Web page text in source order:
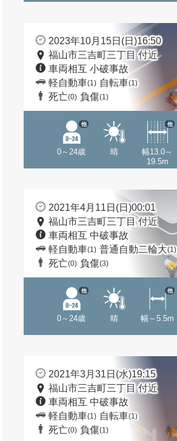
2023年10月15日(日)16:50
福山市三吉町三丁目 付近
車両相互 小破事故
軽自動車(1) 自転車(1)
死亡(0) 負傷(1)
0～24歳
他
晴
幅13.0～
19.5m
他
2021年4月11日(日)00:01
福山市三吉町三丁目 付近
車両相互 中破事故
軽自動車(1) 普通自動二輪大(1)
死亡(0) 負傷(3)
0～24歳
他
晴 幅～5.5m
他
2021年3月31日(水)19:15
福山市三吉町三丁目 付近
車両相互 中破事故
軽自動車(1) 自転車(1)
死亡(0) 負傷(1)